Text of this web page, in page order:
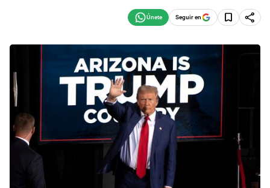
Seguir en